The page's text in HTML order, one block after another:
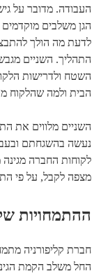
העבודה. מדובר על
הגן משלבים
לדעת מה הולך
התהליך. השניים
השטח ולדרישות
הבית ולמה שהלקוח
השניים מלווים את
נעשה בהשגחתם
לקוחות החברה
מצפה לקבל, על פי
ההתמחויות
חברת קליפורניה
החל משלב הקמת